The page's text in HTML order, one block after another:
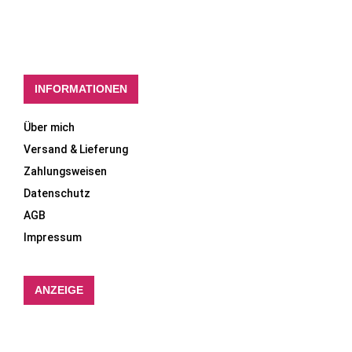
INFORMATIONEN
Über mich
Versand & Lieferung
Zahlungsweisen
Datenschutz
AGB
Impressum
ANZEIGE